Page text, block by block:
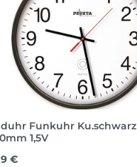
Funkuhr Ku.schwarz
1,5V
Preis:
€